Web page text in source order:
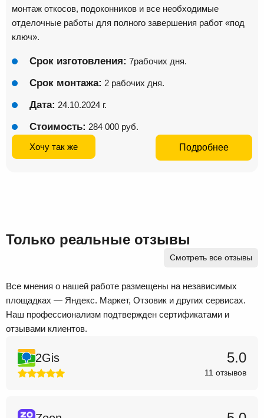
монтаж откосов, подоконников и все необходимые
отделочные работы для полного завершения работ «под
ключ».
Срок изготовления: 7рабочих дня.
Срок монтажа: 2 рабочих дня.
Дата: 24.10.2024 г.
Стоимость: 284 000 руб.
Хочу так же
Подробнее
Только реальные отзывы
Смотреть все отзывы
Все мнения о нашей работе размещены на независимых
площадках — Яндекс. Маркет, Отзовик и других сервисах.
Наш профессионализм подтвержден сертификатами и
отзывами клиентов.
2Gis 5.0
11 отзывов